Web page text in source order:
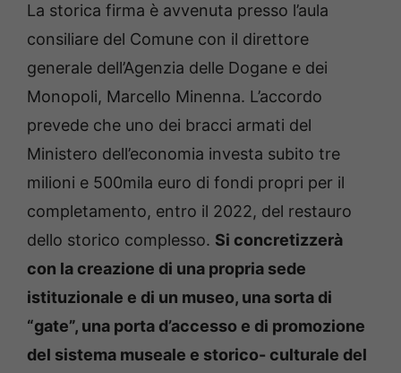
La storica firma è avvenuta presso l’aula
consiliare del Comune con il direttore
generale dell’Agenzia delle Dogane e dei
Monopoli, Marcello Minenna. L’accordo
prevede che uno dei bracci armati del
Ministero dell’economia investa subito tre
milioni e 500mila euro di fondi propri per il
completamento, entro il 2022, del restauro
dello storico complesso. Si concretizzerà
con la creazione di una propria sede
istituzionale e di un museo, una sorta di
“gate”, una porta d’accesso e di promozione
del sistema museale e storico- culturale del